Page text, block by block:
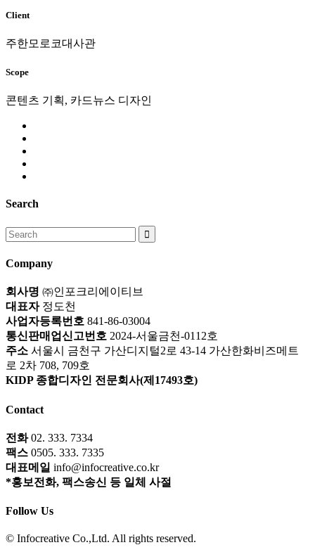
Client
주한모로코대사관
Scope
콘텐츠 기획, 카드뉴스 디자인
Search
Search
for:
Company
회사명 ㈜인포크리에이티브
대표자정도천
사업자등록번호 841-86-03004
통신판매업신고번호 2024-서울금천-0112호
주소 서울시 금천구 가산디지털2로 43-14 가산한화비즈메트
로 2차 708, 709호
KIDP 종합디자인 전문회사(제17493호)
Contact
전화02. 333. 7334
팩스 0505. 333. 7335
대표메일 info@infocreative.co.kr
*홍보전화, 팩스송신 등 일체 사절
Follow Us
© Infocreative Co.,Ltd. All rights reserved.